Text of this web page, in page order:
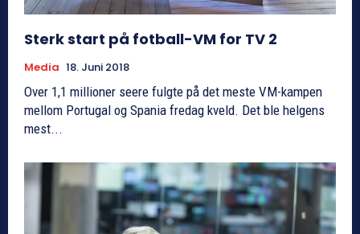
Sterk start på fotball-VM for TV 2
Media 18. Juni 2018
Over 1,1 millioner seere fulgte på det meste VM-kampen
mellom Portugal og Spania fredag kveld. Det ble helgens
mest...